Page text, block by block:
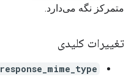
متمرکز نگه می‌دارد.
تغییرات کلیدی
response_mime_type